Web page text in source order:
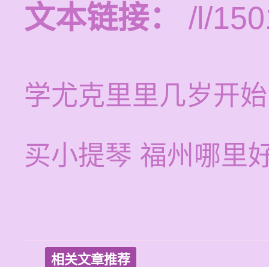
文本链接：
/l/
学尤克里里几岁开
买小提琴 福州哪里
相关文章推荐